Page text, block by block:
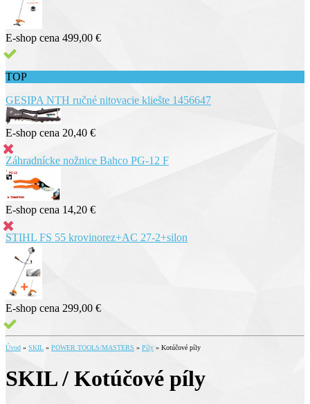
E-shop cena 499,00 €
TOP
GESIPA NTH ručné nitovacie kliešte 1456647
E-shop cena 20,40 €
Záhradnícke nožnice Bahco PG-12 F
E-shop cena 14,20 €
STIHL FS 55 krovinorez+AC 27-2+silon
E-shop cena 299,00 €
Úvod » SKIL » POWER TOOLS/MASTERS » Píly » Kotúčové píly
SKIL / Kotúčové píly